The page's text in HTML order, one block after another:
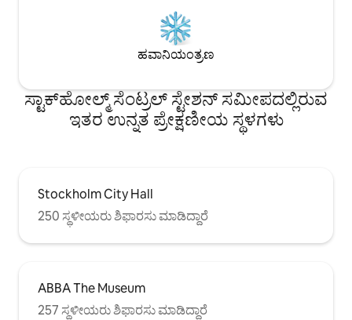
ಹವಾನಿಯಂತ್ರಣ
ಸ್ಟಾಕ್‌ಹೋಲ್ಮ್ ಸೆಂಟ್ರಲ್ ಸ್ಟೇಶನ್ ಸಮೀಪದಲ್ಲಿರುವ
ಇತರ ಉನ್ನತ ಪ್ರೇಕ್ಷಣೀಯ ಸ್ಥಳಗಳು
Stockholm City Hall
250 ಸ್ಥಳೀಯರು ಶಿಫಾರಸು ಮಾಡಿದ್ದಾರೆ
ABBA The Museum
257 ಸ್ಥಳೀಯರು ಶಿಫಾರಸು ಮಾಡಿದ್ದಾರೆ